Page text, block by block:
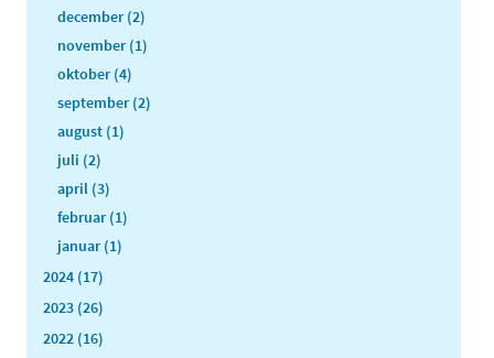
december (2)
november (1)
oktober (4)
september (2)
august (1)
juli (2)
april (3)
februar (1)
januar (1)
2024 (17)
2023 (26)
2022 (16)